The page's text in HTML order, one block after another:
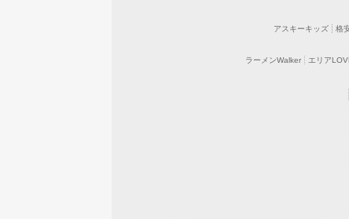
アスキーキッズ
格
ラーメンWalker
エリア